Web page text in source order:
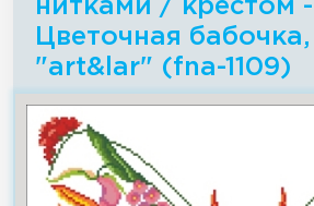
нитками / крестом -
Цветочная
"art&lar" (fna-1109)